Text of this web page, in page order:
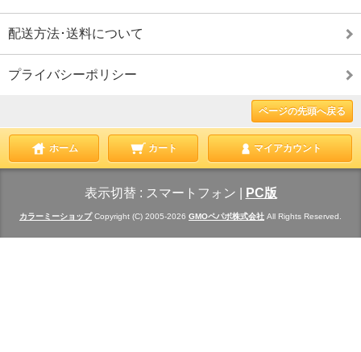
配送方法･送料について
プライバシーポリシー
ページの先頭へ戻る
ホーム カート マイアカウント
表示切替 : スマートフォン PC版
カラーミーショップCopyright (C) 2005-2026 GMOペパボ株式会社 All Rights Reserved.